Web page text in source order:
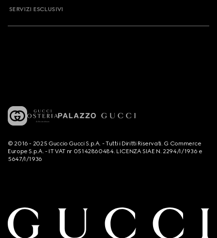
SERVIZI ESCLUSIVI
© 2016 - 2025 Guccio Gucci S.p.A. - Tutti i Diritti Riservati. G Commerce
Europe S.p.A. - IT VAT nr 05142860484. LICENZA SIAE N. 2294/I/1936 e
5647/I/1936